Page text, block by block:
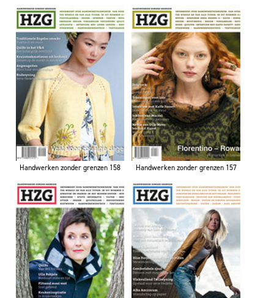
Handwerken zonder grenzen 158 Handwerken zonder grenzen 157